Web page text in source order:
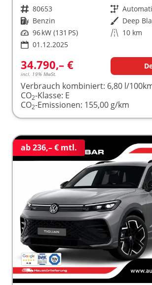
Fahrzeugnr. 80653 Getriebe
Kraftstoff Benzin Außenfarbe Deep
Leistung 96 kW (131 PS) Kilometerstand 10 km
01.12.2025
34.790,– €
incl. 19% MwSt.
Verbrauch kombiniert: 6,80 l/
CO2-Klasse: E
CO2-Emissionen: 155,00 g/km
ab 236,– € mtl.